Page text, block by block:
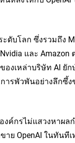
ดับโลก ซึ่งรวมถึง
และ Amazon
งเหล่าบริษัท AI ยั
ารพัวพันอย่างลึกซึ้
งค์กรไม่แสวงหาผล
าย OpenAI ในทัน